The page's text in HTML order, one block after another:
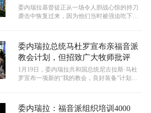
委内瑞拉基督徒正从一场令人胆战心惊的持刀
袭击中恢复过来，因为他们当时被强迫吃下圣
委内瑞拉总统马杜罗宣布亲福音派
教会计划，但招致广大牧师批评
1月19日，委内瑞拉共和国总统尼古拉斯·马杜
罗宣布一项新的“我的教会，良好装备”计划，
委内瑞拉：福音派组织培训4000